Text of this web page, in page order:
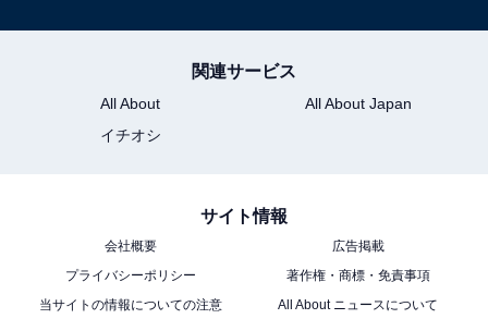
を負かすようになった。
僕は100円ショップで本物のトランプを買ってチビ
にプレゼントした。
シンケイスイジャクの勝負を挑む。
僕の実家では、ひいおばあちゃんとシンケイスイジ
ャク。
関連サービス
All About
All About Japan
イチオシ
サイト情報
会社概要
広告掲載
プライバシーポリシー
著作権・商標・免責事項
当サイトの情報についての注意
All About ニュースについて